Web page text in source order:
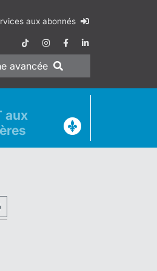
aux abonnés
avancée
aux